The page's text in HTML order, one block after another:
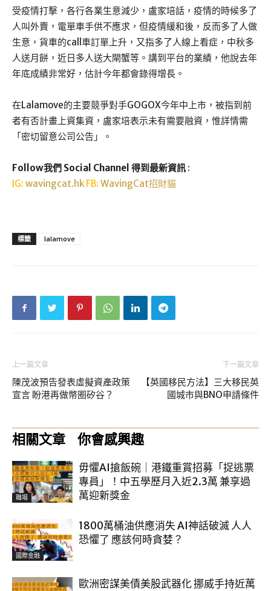
受疫情打擊，各行各業生意減少，盧家培話，疫情的時候多了
人叫外賣，電單車手供不應求，但疫情緩和後，反而多了人做
生意，貨車的call車訂單上升，又指多了人線上看症，中秋多
人送月餅，近日多人送大閘蟹等。講到平台的業績，他說去年
年底成績非常好，估計今年都會錄得增長。
在Lalamove的主要競爭對手GOGOX今年中上市，被指到前
者有否計畫上資集資，盧家培表示未有需要融資，惟詳情需
「密切留意公司公告」。
Follow我們 Social Channel 得到最新資訊 :
IG: wavingcat.hk FB: WavingCat招財貓
標籤 lalamove
上一篇文章
陳茂波預告發表虛擬資產政策
宣言 盼港再做幣圈矽谷？
下一篇文章
【英國移民方法】三大移民英
國城市與BNO申請條件
相關文章 你會感興趣
職場
毋懼AI搶飯碗｜港鐵重賞招募「捉逃票
專員」！中五學歷月入近2.3萬 兼享過
萬迎新獎金
國際金融
1800萬桶油供應消失 AI神話破滅 人人
恐懼了 應該何時貪婪？
歐洲密謀美債美股武器化 挪威手持近萬